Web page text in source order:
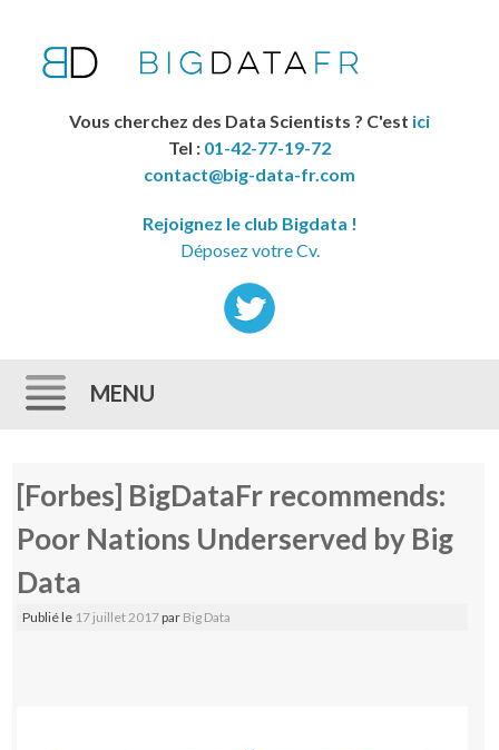
Vous cherchez des Data Scientists ? C'est ici
Tel : 01-42-77-19-72
contact@big-data-fr.com
Rejoignez le club Bigdata !
Déposez votre Cv.
MENU
[Forbes] BigDataFr recommends:
Poor Nations Underserved by Big
Data
Publié le 17 juillet 2017par Big Data